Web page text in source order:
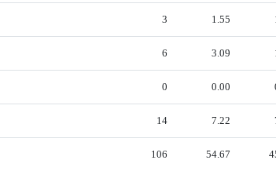
3 1.55
6 3.09
0 0.00
14 7.22
106 54.67